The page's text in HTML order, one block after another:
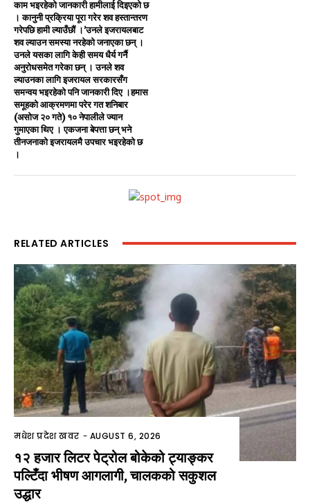
काम भइरहेको जानकारी हामीलाई दिइएको छ
। कानुनी प्रक्रिया पूरा गरेर शव हस्तान्तरण
गरेपछि हामी ल्याउँछौं ।’उनले इजरायलबाट
शव ल्याउन समस्या नरहेको जनाएका छन् ।
उनले यसका लागि केही समय धैर्य गर्नै
अनुरोधसमेत गरेका छन् । उनले शव
ल्याउनका लागि इजरायल सरकारसँग
समन्वय भइरहेको पनि जानकारी दिए ।हमास
समूहको आक्रमणमा परेर गत शनिबार
(असोज २० गते) १० नेपालीले ज्यान
गुमाएका थिए । एकजना बेपत्ता छन् भने
तीनजनाको इजरायलमै उपचार भइरहेको छ
।
RELATED ARTICLES
मधेश प्रदेश खवर - AUGUST 6, 2026
१२ हजार लिटर पेट्रोल बोकेको ट्याङ्कर
पल्टिँदा भीषण आगलागी, चालकको सकुशल
उद्धार